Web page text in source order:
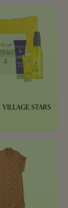
VILLAGE STARS